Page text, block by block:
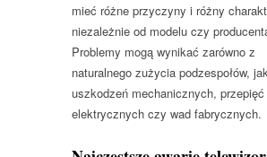
mieć różne przyczyny i różny
niezależnie od modelu czy
Problemy mogą wynikać zarówno z
naturalnego zużycia podzespołów,
uszkodzeń mechanicznych, przepięć
elektrycznych czy wad fabrycznych.